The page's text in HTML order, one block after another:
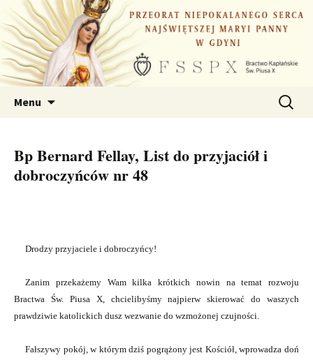
Przejdź
do
treści
Menu Szukaj:
Bp Bernard Fellay, List do przyjaciół i
dobroczyńców nr 48
Drodzy przyjaciele i dobroczyńcy!
Zanim przekażemy Wam kilka krótkich nowin na temat rozwoju
Bractwa Św. Piusa X, chcielibyśmy najpierw skierować do waszych
prawdziwie katolickich dusz wezwanie do wzmożonej czujności.
Fałszywy pokój, w którym dziś pogrążony jest Kościół, wprowadza doń